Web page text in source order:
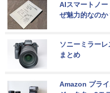
AIスマートノ
ぜ魅力的なのか
ソニーミラー
まとめ
Amazon プラ